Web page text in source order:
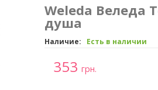
Weleda Веледа
душа
Наличие: Есть в наличии
353 грн.